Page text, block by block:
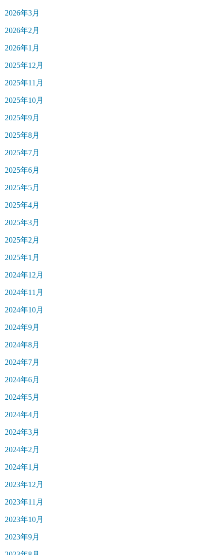
2026年3月
2026年2月
2026年1月
2025年12月
2025年11月
2025年10月
2025年9月
2025年8月
2025年7月
2025年6月
2025年5月
2025年4月
2025年3月
2025年2月
2025年1月
2024年12月
2024年11月
2024年10月
2024年9月
2024年8月
2024年7月
2024年6月
2024年5月
2024年4月
2024年3月
2024年2月
2024年1月
2023年12月
2023年11月
2023年10月
2023年9月